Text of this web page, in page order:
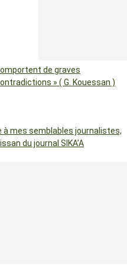
de graves
» ( G. Kouessan )
à mes semblables journalistes,
du journal SIKA’A